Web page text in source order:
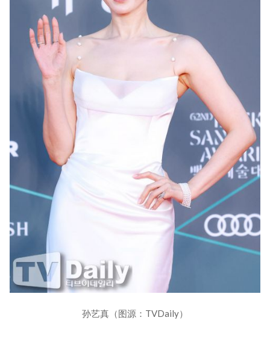
孙艺真（图源：TVDaily）